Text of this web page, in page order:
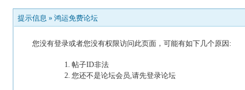
提示信息 » 鸿运免费论坛
您没有登录或者您没有权限访问此页面，可能有如下几个原因:
帖子ID非法
您还不是论坛会员,请先登录论坛